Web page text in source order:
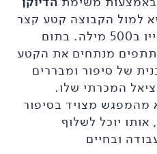
למול הקבוצה קטע קצר
שכתב על רגע דרמתי בחייו ב500 מילה. בתום
מנתחים את הקטע
של סיפור ומבררים
המכרתי שלו.
מצויד בסיפור
יוכל לשלוף
ובחיים